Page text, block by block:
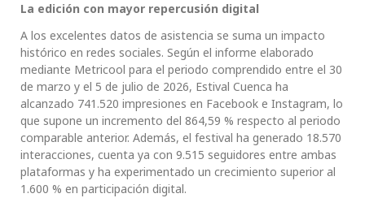
La edición con mayor repercusión digital
A los excelentes datos de asistencia se suma un impacto
histórico en redes sociales. Según el informe elaborado
mediante Metricool para el periodo comprendido entre el 30
de marzo y el 5 de julio de 2026, Estival Cuenca ha
alcanzado 741.520 impresiones en Facebook e Instagram, lo
que supone un incremento del 864,59 % respecto al periodo
comparable anterior. Además, el festival ha generado 18.570
interacciones, cuenta ya con 9.515 seguidores entre ambas
plataformas y ha experimentado un crecimiento superior al
1.600 % en participación digital.